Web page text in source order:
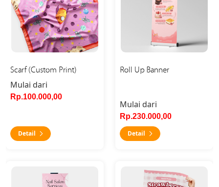
Scarf (Custom Print)
Mulai dari
Rp.100.000,00
Detail
Roll Up Banner
Mulai dari
Rp.230.000,00
Detail